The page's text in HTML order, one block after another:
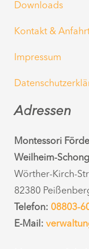
Downloads
Kontakt &
Impressum
Adressen
Montessori
Weilheim-
Wörther-Kirch-
82380
Telefon: 08803-
E-Mail: